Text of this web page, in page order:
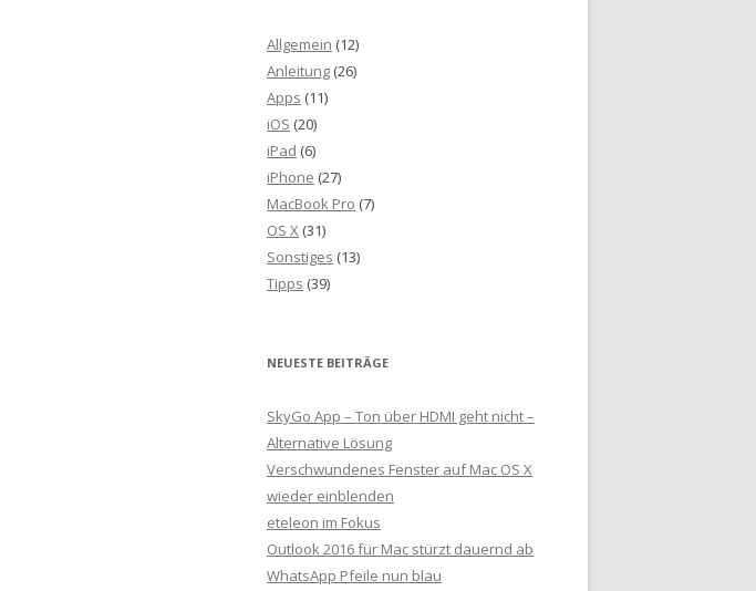
Allgemein (12)
Anleitung (26)
Apps (11)
iOS (20)
iPad (6)
iPhone (27)
MacBook Pro (7)
OS X (31)
Sonstiges (13)
Tipps (39)
NEUESTE BEITRÄGE
SkyGo App – Ton über HDMI geht nicht –
Alternative Lösung
Verschwundenes Fenster auf Mac OS X
wieder einblenden
eteleon im Fokus
Outlook 2016 für Mac stürzt dauernd ab
WhatsApp Pfeile nun blau